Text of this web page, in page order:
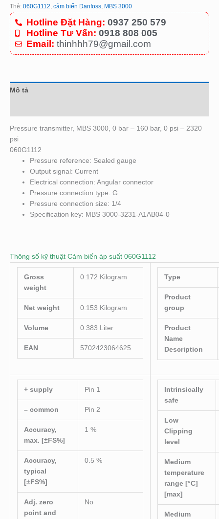
Thẻ: 060G1112, cảm biến Danfoss, MBS 3000
Hotline Đặt Hàng: 0937 250 579
Hotline Tư Vấn: 0918 808 005
Email: thinhhh79@gmail.com
Mô tả
Pressure transmitter, MBS 3000, 0 bar – 160 bar, 0 psi – 2320
psi
060G1112
Pressure reference: Sealed gauge
Output signal: Current
Electrical connection: Angular connector
Pressure connection type: G
Pressure connection size: 1/4
Specification key: MBS 3000-3231-A1AB04-0
Thông số kỹ thuật Cảm biến áp suất 060G1112
Gross
weight
0.172 Kilogram
Net weight 0.153 Kilogram
Volume 0.383 Liter
EAN 5702423064625
Type
Product
group
Product
Name
Description
+ supply Pin 1
– common Pin 2
Accuracy,
max. [±FS%]
1 %
Accuracy,
typical
[±FS%]
0.5 %
Adj. zero
point and
No
Intrinsically
safe
Low
Clipping
level
Medium
temperature
range [°C]
[max]
Medium